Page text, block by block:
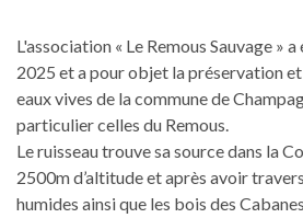
L'association « Le Remous Sauvage »
2025 et a pour objet la préservation
eaux vives de la commune de
particulier celles du Remous.
Le ruisseau trouve sa source dans la
2500m d’altitude et après avoir
humides ainsi que les bois des